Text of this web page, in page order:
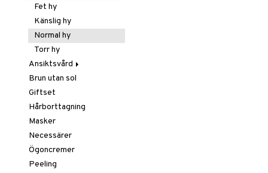
Borstar / Kammar
Elektriska
stylingverktyg
Gift Set
Håravfall
Hårfärg
Hårkur
Inpackning
Leave-in balsam
Schampo
Styling
Glans & Antifrizz
Torrschampo
Fet hy
Känslig hy
Normal hy
Torr hy
Ansiktsvård
Ansiktsvatten
Ögon makeup remover
Rengöring
Brun utan sol
Giftset
Hårborttagning
Masker
Necessärer
Ögoncremer
Peeling